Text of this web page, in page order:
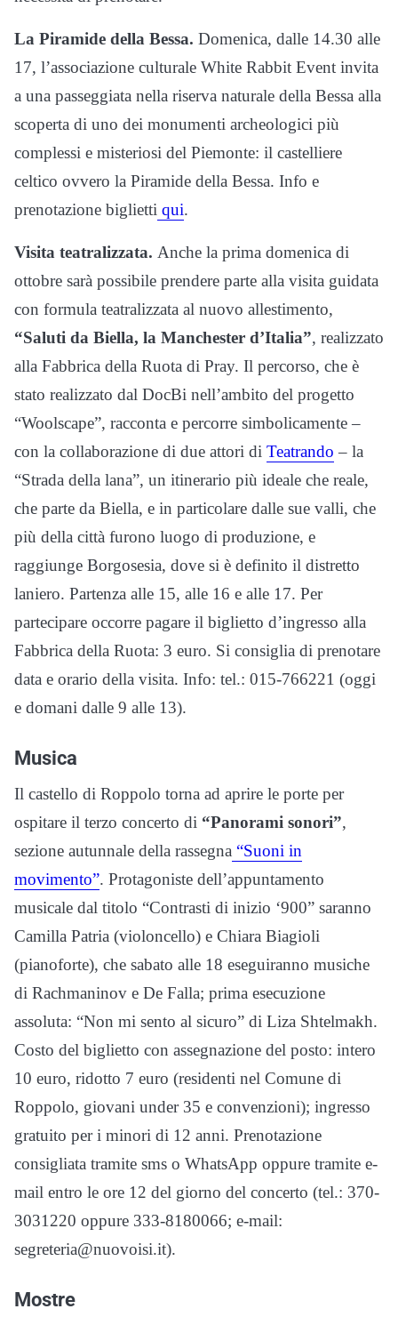
La Piramide della Bessa. Domenica, dalle 14.30 alle
17, l’associazione culturale White Rabbit Event invita
a una passeggiata nella riserva naturale della Bessa alla
scoperta di uno dei monumenti archeologici più
complessi e misteriosi del Piemonte: il castelliere
celtico ovvero la Piramide della Bessa. Info e
prenotazione biglietti qui.
Visita teatralizzata. Anche la prima domenica di
ottobre sarà possibile prendere parte alla visita guidata
con formula teatralizzata al nuovo allestimento,
“Saluti da Biella, la Manchester d’Italia”, realizzato
alla Fabbrica della Ruota di Pray. Il percorso, che è
stato realizzato dal DocBi nell’ambito del progetto
“Woolscape”, racconta e percorre simbolicamente –
con la collaborazione di due attori di Teatrando – la
“Strada della lana”, un itinerario più ideale che reale,
che parte da Biella, e in particolare dalle sue valli, che
più della città furono luogo di produzione, e
raggiunge Borgosesia, dove si è definito il distretto
laniero. Partenza alle 15, alle 16 e alle 17. Per
partecipare occorre pagare il biglietto d’ingresso alla
Fabbrica della Ruota: 3 euro. Si consiglia di prenotare
data e orario della visita. Info: tel.: 015-766221 (oggi
e domani dalle 9 alle 13).
Musica
Il castello di Roppolo torna ad aprire le porte per
ospitare il terzo concerto di “Panorami sonori”,
sezione autunnale della rassegna “Suoni in
movimento”. Protagoniste dell’appuntamento
musicale dal titolo “Contrasti di inizio ‘900” saranno
Camilla Patria (violoncello) e Chiara Biagioli
(pianoforte), che sabato alle 18 eseguiranno musiche
di Rachmaninov e De Falla; prima esecuzione
assoluta: “Non mi sento al sicuro” di Liza Shtelmakh.
Costo del biglietto con assegnazione del posto: intero
10 euro, ridotto 7 euro (residenti nel Comune di
Roppolo, giovani under 35 e convenzioni); ingresso
gratuito per i minori di 12 anni. Prenotazione
consigliata tramite sms o WhatsApp oppure tramite e-
mail entro le ore 12 del giorno del concerto (tel.: 370-
3031220 oppure 333-8180066; e-mail:
segreteria@nuovoisi.it).
Mostre